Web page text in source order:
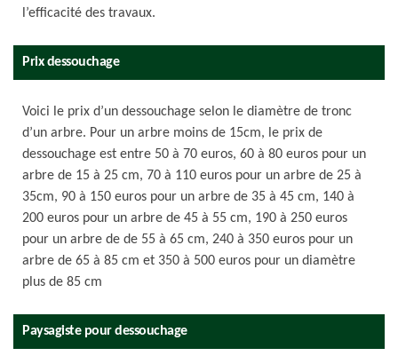
l’efficacité des travaux.
Prix dessouchage
Voici le prix d’un dessouchage selon le diamètre de tronc
d’un arbre. Pour un arbre moins de 15cm, le prix de
dessouchage est entre 50 à 70 euros, 60 à 80 euros pour un
arbre de 15 à 25 cm, 70 à 110 euros pour un arbre de 25 à
35cm, 90 à 150 euros pour un arbre de 35 à 45 cm, 140 à
200 euros pour un arbre de 45 à 55 cm, 190 à 250 euros
pour un arbre de de 55 à 65 cm, 240 à 350 euros pour un
arbre de 65 à 85 cm et 350 à 500 euros pour un diamètre
plus de 85 cm
Paysagiste pour dessouchage